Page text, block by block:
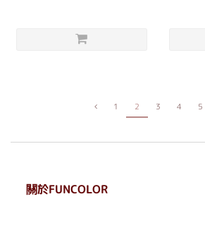
1 2 3 4 5
關於FUNCOLOR